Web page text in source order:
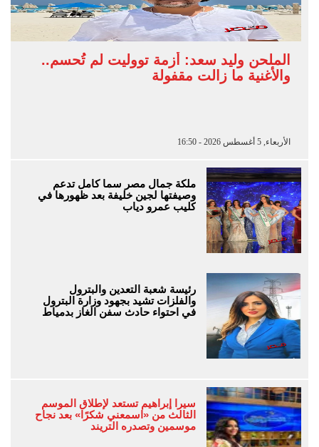
الملحن وليد سعد: أزمة تووليت لم تُحسم..
والأغنية ما زالت مقفولة
الأربعاء, 5 أغسطس 2026 - 16:50
ملكة جمال مصر سما كامل تدعم
وصيفتها لجين خليفة بعد ظهورها في
كليب عمرو دياب
رئيسة شعبة التعدين والبترول
والفلزات تشيد بجهود وزارة البترول
في احتواء حادث سفن الغاز بدمياط
سيرا إبراهيم تستعد لإطلاق الموسم
الثالث من «اسمعني شكرًا» بعد نجاح
موسمين وتصدره التريند